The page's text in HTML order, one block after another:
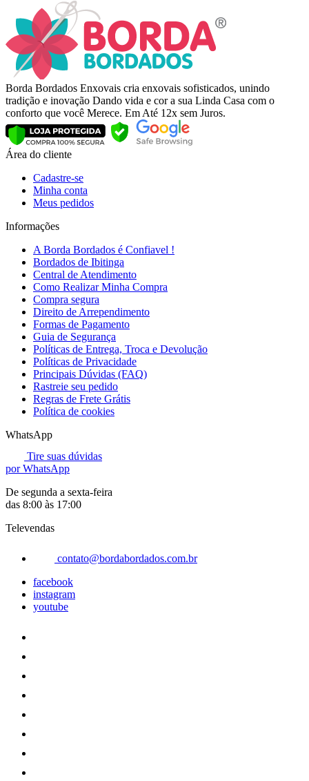
Borda Bordados Enxovais cria enxovais sofisticados, unindo
tradição e inovação Dando vida e cor a sua Linda Casa com o
conforto que você Merece. Em Até 12x sem Juros.
Área do cliente
Cadastre-se
Minha conta
Meus pedidos
Informações
A Borda Bordados é Confiavel !
Bordados de Ibitinga
Central de Atendimento
Como Realizar Minha Compra
Compra segura
Direito de Arrependimento
Formas de Pagamento
Guia de Segurança
Políticas de Entrega, Troca e Devolução
Políticas de Privacidade
Principais Dúvidas (FAQ)
Rastreie seu pedido
Regras de Frete Grátis
Política de cookies
WhatsApp
Tire suas dúvidas
por WhatsApp
De segunda a sexta-feira
das 8:00 às 17:00
Televendas
contato@bordabordados.com.br
facebook
instagram
youtube